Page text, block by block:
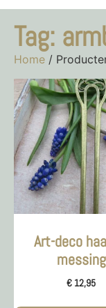
Tag:
Home /
Art-deco
messing
€ 12,95